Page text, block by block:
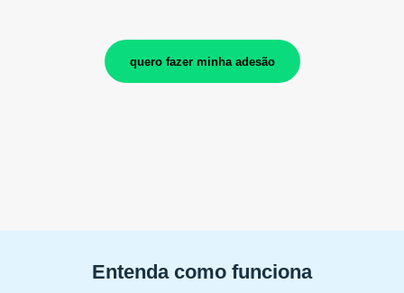
quero fazer minha adesão
Entenda como funciona